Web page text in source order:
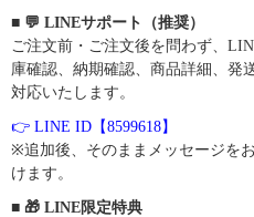
■ 💬 LINEサポート（推奨）
ご注文前・ご注文後を問わず、
庫確認、納期確認、商品詳細、発
対応いたします。
👉 LINE ID【8599618】
※追加後、そのままメッセージを
けます。
■ 🎁 LINE限定特典